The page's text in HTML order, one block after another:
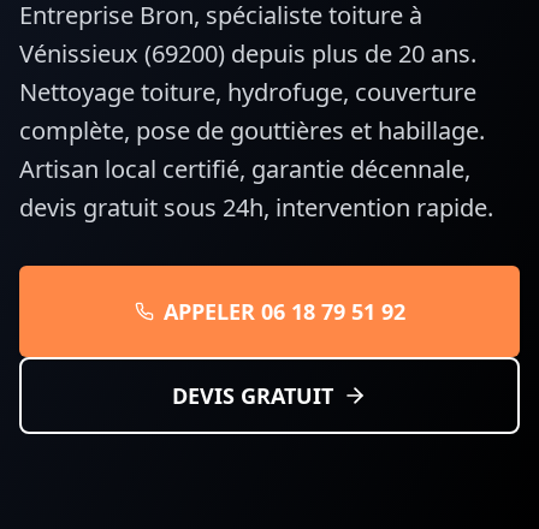
Entreprise Bron, spécialiste toiture à
Vénissieux (69200) depuis plus de 20 ans.
Nettoyage toiture, hydrofuge, couverture
complète, pose de gouttières et habillage.
Artisan local certifié, garantie décennale,
devis gratuit sous 24h, intervention rapide.
APPELER 06 18 79 51 92
DEVIS GRATUIT